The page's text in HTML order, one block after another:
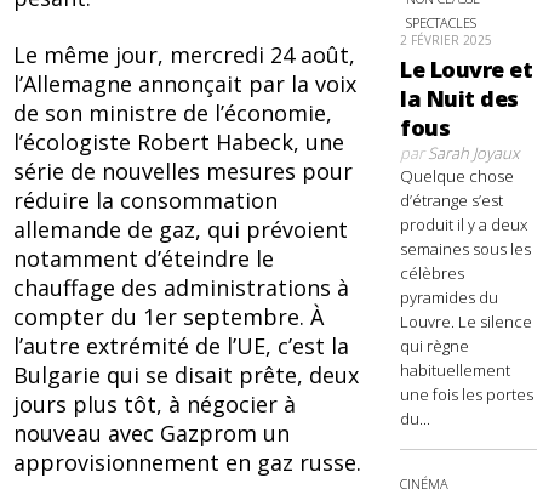
Le même jour, mercredi 24 août,
l’Allemagne annonçait par la voix
de son ministre de l’économie,
l’écologiste Robert Habeck, une
série de nouvelles mesures pour
réduire la consommation
allemande de gaz, qui prévoient
notamment d’éteindre le
chauffage des administrations à
compter du 1er septembre. À
l’autre extrémité de l’UE, c’est la
Bulgarie qui se disait prête, deux
jours plus tôt, à négocier à
nouveau avec Gazprom un
approvisionnement en gaz russe.
SPECTACLES
2 FÉVRIER 2025
Le Louvre et
la Nuit des
fous
parSarah Joyaux
Quelque chose
d’étrange s’est
produit il y a deux
semaines sous les
célèbres
pyramides du
Louvre. Le silence
qui règne
habituellement
une fois les portes
du...
CINÉMA